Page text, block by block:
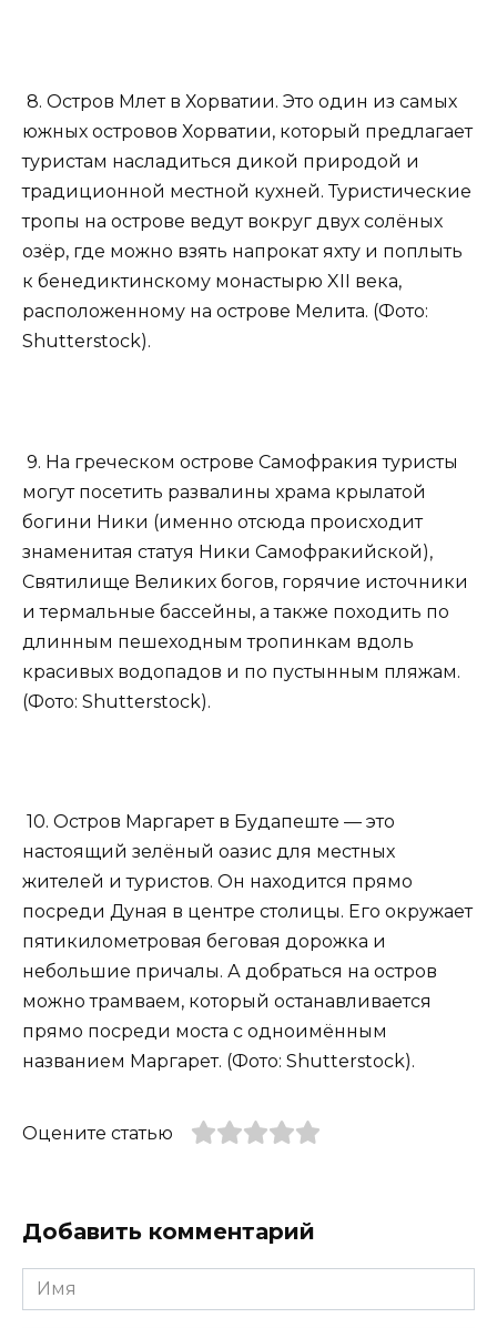
8. Остров Млет в Хорватии. Это один из самых
южных островов Хорватии, который предлагает
туристам насладиться дикой природой и
традиционной местной кухней. Туристические
тропы на острове ведут вокруг двух солёных
озёр, где можно взять напрокат яхту и поплыть
к бенедиктинскому монастырю XII века,
расположенному на острове Мелита. (Фото:
Shutterstock).
9. На греческом острове Самофракия туристы
могут посетить развалины храма крылатой
богини Ники (именно отсюда происходит
знаменитая статуя Ники Самофракийской),
Святилище Великих богов, горячие источники
и термальные бассейны, а также походить по
длинным пешеходным тропинкам вдоль
красивых водопадов и по пустынным пляжам.
(Фото: Shutterstock).
10. Остров Маргарет в Будапеште — это
настоящий зелёный оазис для местных
жителей и туристов. Он находится прямо
посреди Дуная в центре столицы. Его окружает
пятикилометровая беговая дорожка и
небольшие причалы. А добраться на остров
можно трамваем, который останавливается
прямо посреди моста с одноимённым
названием Маргарет. (Фото: Shutterstock).
Оцените статью
Добавить комментарий
Имя
*